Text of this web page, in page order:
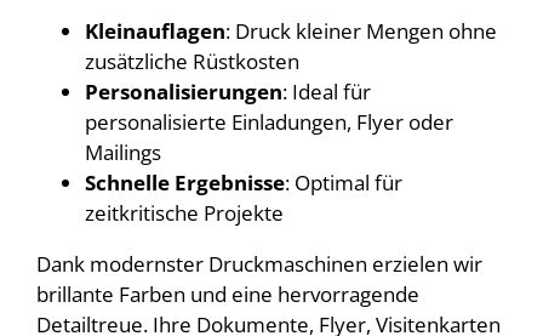
Kleinauflagen: Druck kleiner Mengen ohne
zusätzliche Rüstkosten
Personalisierungen: Ideal für
personalisierte Einladungen, Flyer oder
Mailings
Schnelle Ergebnisse: Optimal für
zeitkritische Projekte
Dank modernster Druckmaschinen erzielen wir
brillante Farben und eine hervorragende
Detailtreue. Ihre Dokumente, Flyer, Visitenkarten